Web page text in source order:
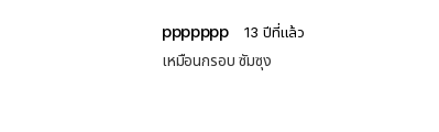
ppppppp 13 ปีที่แล้ว
เหมือนกรอบ ซัมซุง